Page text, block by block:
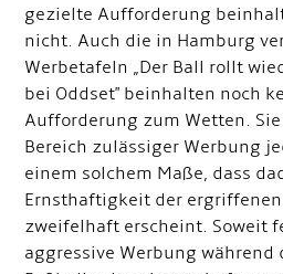
gezielte Aufforderung
nicht. Auch die in Hamburg
Werbetafeln „Der Ball rollt
bei Oddset" beinhalten noch
Aufforderung zum Wetten.
Bereich zulässiger Werbung
einem solchem Maße, dass
Ernsthaftigkeit der
zweifelhaft erscheint. Soweit
aggressive Werbung während